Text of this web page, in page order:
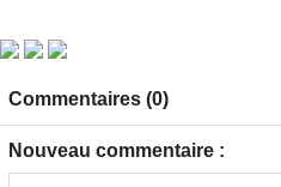
Commentaires (0)
Nouveau commentaire :